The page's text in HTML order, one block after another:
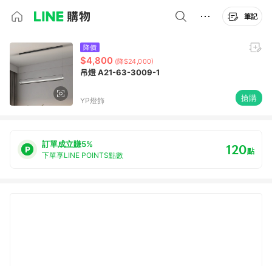
筆記
降價
$4,800 (降$24,000)
吊燈 A21-63-3009-1
YP燈飾 搶購
訂單成立賺5%
下單享LINE POINTS點數 120點